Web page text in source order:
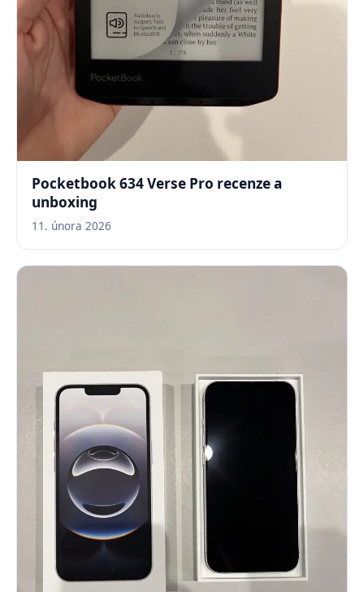
Pocketbook 634 Verse Pro recenze a
unboxing
11. února 2026